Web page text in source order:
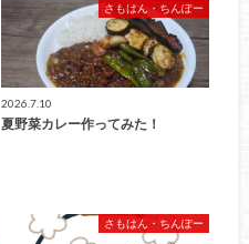
さもはん・ちんぽー
2026.7.10
夏野菜カレー作ってみた！
さもはん・ちんぽー